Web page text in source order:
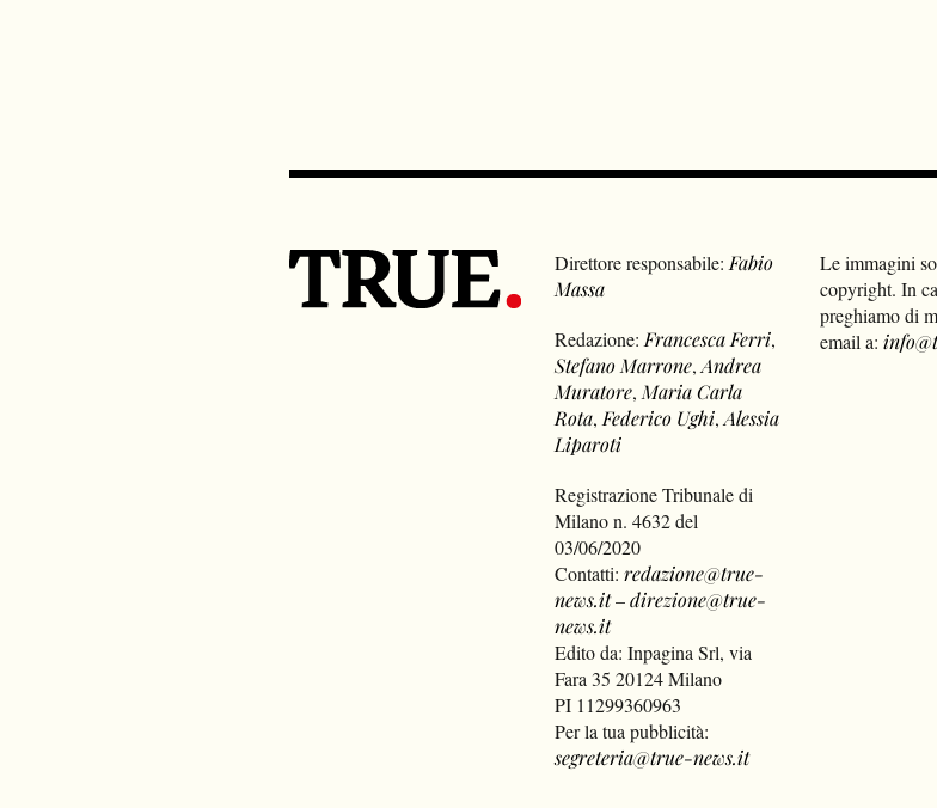
Direttore responsabile: Fabio
Massa
Redazione: Francesca Ferri,
Stefano Marrone,Andrea
Muratore, Maria Carla
Rota, Federico Ughi,Alessia
Liparoti
Registrazione Tribunale di
Milano n. 4632 del
03/06/2020
Contatti:redazione@true-
news.it–direzione@true-
news.it
Edito da: Inpagina Srl, via
Fara 35 20124 Milano
PI 11299360963
Per la tua pubblicità:
segreteria@true-news.it
Le immagini
copyright. In
preghiamo di
email a: